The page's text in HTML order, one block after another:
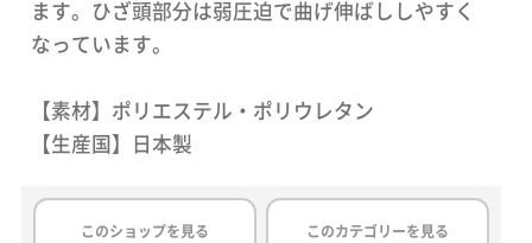
ます。ひざ頭部分は弱圧迫で曲げ伸ばししやすく
なっています。
【素材】ポリエステル・ポリウレタン
【生産国】日本製
このショップを見る このカテゴリーを見る